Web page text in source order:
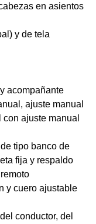
en asientos
y de tela
acompañante
ajuste manual
ajuste manual
tipo banco de
fija y respaldo
y cuero ajustable
conductor, del